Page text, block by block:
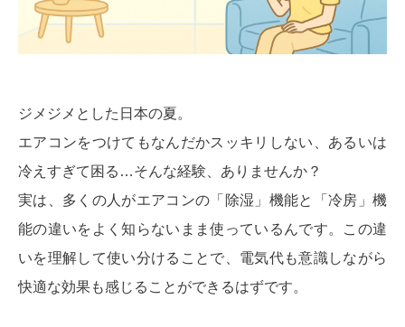
ジメジメとした日本の夏。
エアコンをつけてもなんだかスッキリしない、あるいは
冷えすぎて困る…そんな経験、ありませんか？
実は、多くの人がエアコンの「除湿」機能と「冷房」機
能の違いをよく知らないまま使っているんです。この違
いを理解して使い分けることで、電気代も意識しながら
快適な効果も感じることができるはずです。